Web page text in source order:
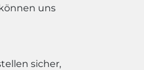
uns
sicher,